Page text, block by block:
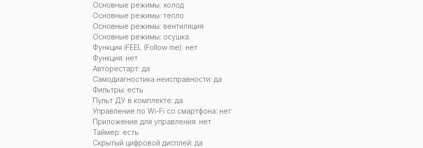
Основные режимы: холод
Основные режимы: тепло
Основные режимы: вентиляция
Основные режимы: осушка.
Функция iFEEL (Follow me): нет
Функция: нет
Авторестарт: да
Самодиагностика неисправности: да
Фильтры: есть
Пульт ДУ в комплекте: да
Управление по Wi-Fi со смартфона: нет
Приложение для управления: нет
Таймер: есть
Скрытый цифровой дисплей: да